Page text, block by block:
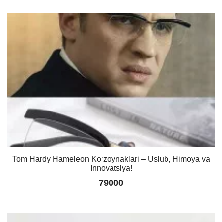
Tom Hardy Hameleon Ko‘zoynaklari – Uslub, Himoya va
Innovatsiya!
79000